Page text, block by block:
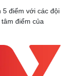
5 điểm với các đội
điểm của